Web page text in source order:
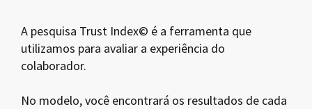
A pesquisa Trust Index© é a ferramenta que
utilizamos para avaliar a experiência do
colaborador.
No modelo, você encontrará os resultados de cada